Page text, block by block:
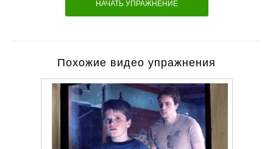
НАЧАТЬ УПРАЖНЕНИЕ
Похожие видео упражнения